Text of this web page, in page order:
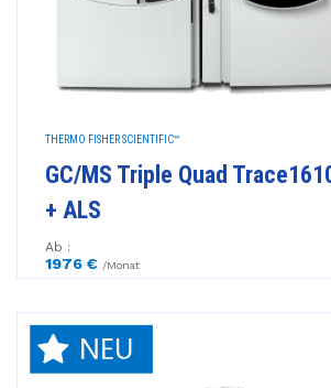
THERMO FISHER SCIENTIFIC™
GC/MS Triple Quad
+ ALS
Ab :
1976 € /Monat